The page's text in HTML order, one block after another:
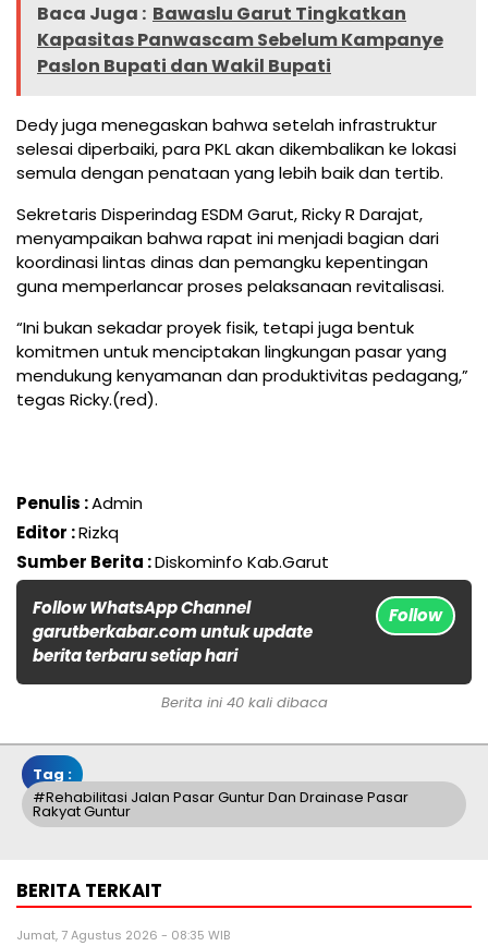
Baca Juga : Bawaslu Garut Tingkatkan
Kapasitas Panwascam Sebelum Kampanye
Paslon Bupati dan Wakil Bupati
Dedy juga menegaskan bahwa setelah infrastruktur
selesai diperbaiki, para PKL akan dikembalikan ke lokasi
semula dengan penataan yang lebih baik dan tertib.
Sekretaris Disperindag ESDM Garut, Ricky R Darajat,
menyampaikan bahwa rapat ini menjadi bagian dari
koordinasi lintas dinas dan pemangku kepentingan
guna memperlancar proses pelaksanaan revitalisasi.
“Ini bukan sekadar proyek fisik, tetapi juga bentuk
komitmen untuk menciptakan lingkungan pasar yang
mendukung kenyamanan dan produktivitas pedagang,”
tegas Ricky.(red).
Penulis :Admin
Editor :Rizkq
Sumber Berita :Diskominfo Kab.Garut
Follow WhatsApp Channel
garutberkabar.com untuk update
berita terbaru setiap hari
Follow
Berita ini 40 kali dibaca
Tag :
#Rehabilitasi Jalan Pasar Guntur Dan Drainase Pasar
Rakyat Guntur
BERITA TERKAIT
Jumat, 7 Agustus 2026 - 08:35 WIB